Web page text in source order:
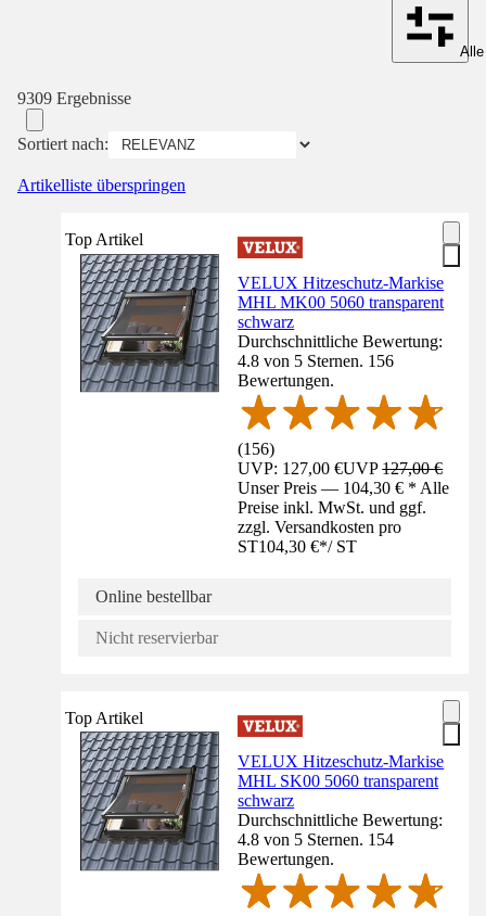
9309 Ergebnisse
Sortiert nach:
Artikelliste überspringen
Top Artikel
VELUX Hitzeschutz-Markise
MHL MK00 5060 transparent
schwarz
Durchschnittliche Bewertung:
4.8 von 5 Sternen. 156
Bewertungen.
(156)
UVP: 127,00 €UVP127,00 €
Unser Preis — 104,30 € * Alle
Preise inkl. MwSt. und ggf.
zzgl. Versandkosten pro
ST104,30 €*/ ST
Online bestellbar
Nicht reservierbar
Top Artikel
VELUX Hitzeschutz-Markise
MHL SK00 5060 transparent
schwarz
Durchschnittliche Bewertung:
4.8 von 5 Sternen. 154
Bewertungen.